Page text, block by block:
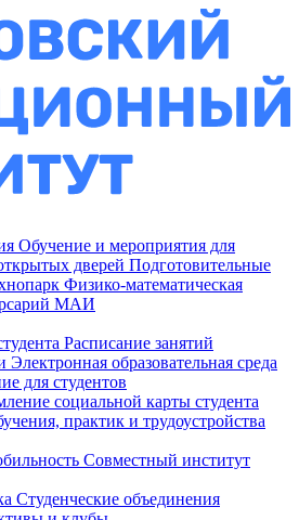
Обучение и мероприятия для
дверей Подготовительные
Физико-математическая
МАИ
Расписание занятий
Электронная образовательная среда
для студентов
социальной карты студента
практик и трудоустройства
Совместный институт
Студенческие объединения